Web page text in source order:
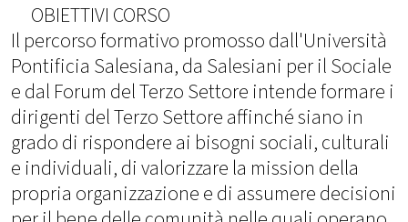
OBIETTIVI CORSO
Il percorso formativo promosso dall'Università
Pontificia Salesiana, da Salesiani per il Sociale
e dal Forum del Terzo Settore intende formare i
dirigenti del Terzo Settore affinché siano in
grado di rispondere ai bisogni sociali, culturali
e individuali, di valorizzare la mission della
propria organizzazione e di assumere decisioni